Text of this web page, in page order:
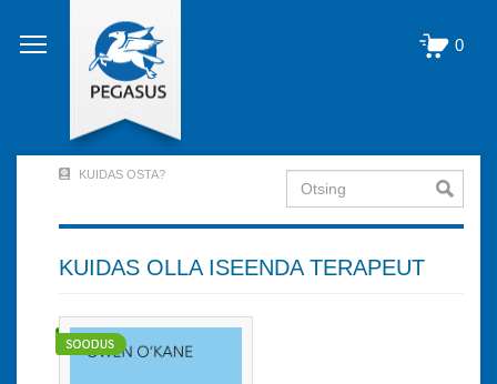
edasi
põhisisu
0
Account
Menu
out)
KUIDAS OSTA? Otsing
KUIDAS OLLA ISEENDA TERAPEUT